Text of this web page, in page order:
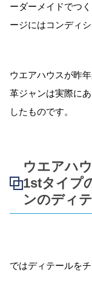
ーダーメイドでつ
ージにはコンディ
ウエアハウスが昨
革ジャンは実際に
したものです。
ウエアハ
1stタイプ
ンのディ
ではディテールを